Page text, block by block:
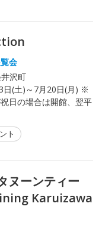
会
沢町
日(土)～7月20日(月) ※
日の場合は開館、翌平
ト
ヌーンティー
Karuizawa